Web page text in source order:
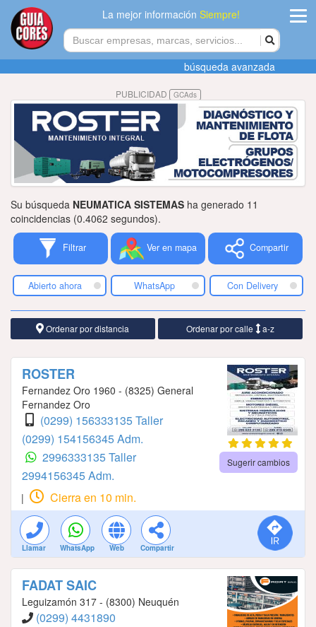
La mejor informaciónSiempre!
Agregar
empresa
Actualizar
datos
Publicidad
Tiendacores
Contactenos
búsqueda avanzada
PUBLICIDAD GCAds
Su búsqueda NEUMATICA SISTEMAS ha generado 11
coincidencias (0.4062 segundos).
Filtrar Ver en mapa Compartir
Abierto ahora WhatsApp Con Delivery
Ordenar por distancia Ordenar por calle a-z
ROSTER
Fernandez Oro 1960 - (8325) General
Fernandez Oro
(0299) 156333135 Taller
(0299) 154156345 Adm.
2996333135 Taller
2994156345 Adm.
Sugerir cambios
| Cierra en 10 min.
Llamar WhatsApp Web Compartir
FADAT SAIC
Leguizamón 317 - (8300) Neuquén
(0299) 4431890